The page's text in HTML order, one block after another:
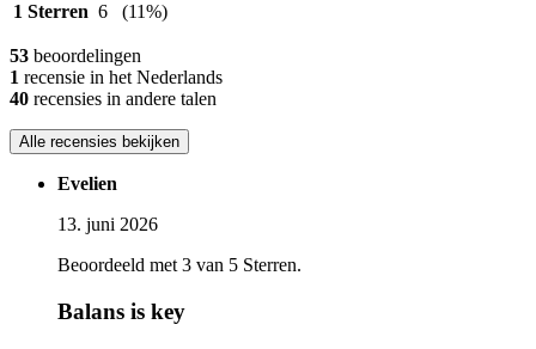
1 Sterren 6 (11%)
53 beoordelingen
1 recensie in het Nederlands
40 recensies in andere talen
Alle recensies bekijken
Evelien
13. juni 2026
Beoordeeld met 3 van 5 Sterren.
Balans is key